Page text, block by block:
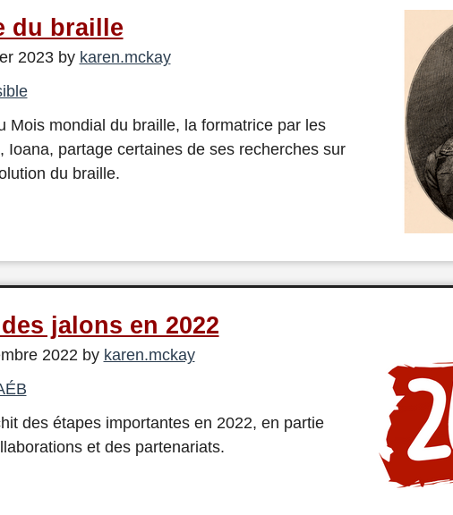
du braille
2023 by karen.mckay
Mois mondial du braille, la formatrice par les
Ioana, partage certaines de ses recherches sur
du braille.
jalons en 2022
2022 by karen.mckay
des étapes importantes en 2022, en partie
et des partenariats.